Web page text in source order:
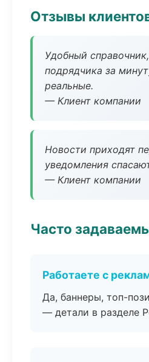
Отзывы
Удобный
подрядчика за
реальные.
— Клиент компании
Новости приходят
уведомления
— Клиент компании
Часто
Работаете с
Да, баннеры, топ-
— детали в разделе